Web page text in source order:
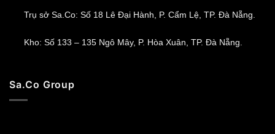
Trụ sở Sa.Co: Số 18 Lê Đại Hành, P. Cẩm Lệ, TP. Đà Nẵng.
Kho: Số 133 – 135 Ngô Mây, P. Hòa Xuân, TP. Đà Nẵng.
Sa.Co Group